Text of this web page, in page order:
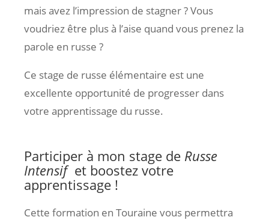
mais avez l’impression de stagner ? Vous
voudriez être plus à l’aise quand vous prenez la
parole en russe ?
Ce stage de russe élémentaire est une
excellente opportunité de progresser dans
votre apprentissage du russe.
Participer à mon stage de Russe
Intensifet boostez votre
apprentissage !
Cette formation en Touraine vous permettra